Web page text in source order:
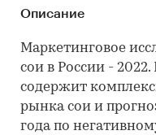
Описание
Маркетинговое
сои в России -
содержит
рынка сои и
года по